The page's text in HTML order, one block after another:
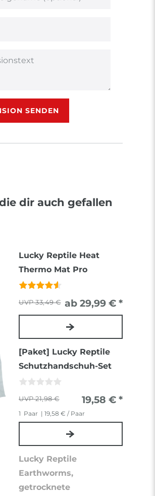
SENDEN
dir auch gefallen
Lucky Reptile Heat
Thermo Mat Pro
33,49 € ab 29,99 € *
[Paket] Lucky Reptile
Schutzhandschuh-Set
21,98 € 19,58 € *
1 Paar | 19,58 € / Paar
Lucky Reptile
Earthworms,
getrocknete